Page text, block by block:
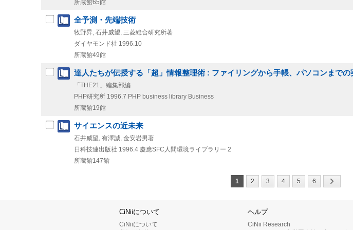
所蔵館65館
全予測・先端技術
牧野昇, 石井威望, 三菱総合研究所著
ダイヤモンド社 1996.10
所蔵館49館
達人たちが伝授する「超」情報整理術 : ファイリングから手帳、パソコンまでの
「THE21」編集部編
PHP研究所 1996.7 PHP business library Business
所蔵館19館
サイエンスの近未来
石井威望, 有澤誠, 金安岩男著
日科技連出版社 1996.4 慶應SFC人間環境ライブラリー 2
所蔵館147館
1 2 3 4 5 6
CiNiiについて
CiNiiについて
ヘルプ
CiNii Research